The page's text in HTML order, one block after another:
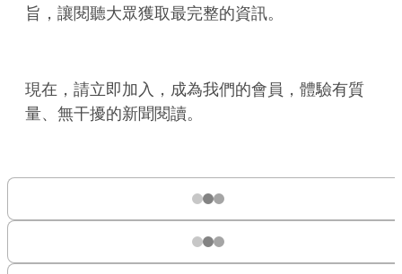
旨，讓閱聽大眾獲取最完整的資訊。
現在，請立即加入，成為我們的會員，體驗有質
量、無干擾的新聞閱讀。